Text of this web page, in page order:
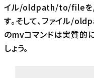
イル/oldpath/to/file
す。そして、ファイル/
のmvコマンドは実質的
しょう。